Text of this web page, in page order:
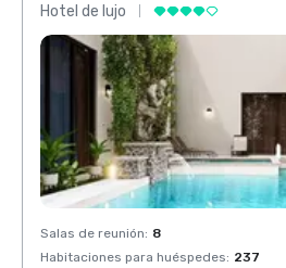
Hotel de lujo
Salas de reunión: 8
Habitaciones para huéspedes: 237